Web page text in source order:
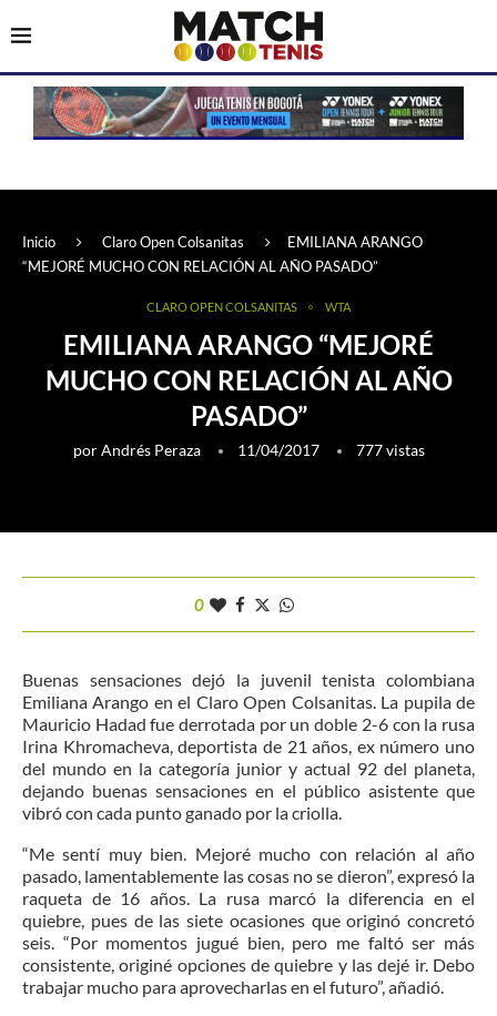
Inicio Claro Open Colsanitas
EMILIANA ARANGO
“MEJORÉ MUCHO CON RELACIÓN AL AÑO PASADO”
CLARO OPEN COLSANITAS WTA
EMILIANA ARANGO “MEJORÉ
MUCHO CON RELACIÓN AL AÑO
PASADO”
porAndrés Peraza 11/04/2017 777vistas
0
Buenas sensaciones dejó la juvenil tenista colombiana
Emiliana Arango en el Claro Open Colsanitas. La pupila de
Mauricio Hadad fue derrotada por un doble 2-6 con la rusa
Irina Khromacheva, deportista de 21 años, ex número uno
del mundo en la categoría junior y actual 92 del planeta,
dejando buenas sensaciones en el público asistente que
vibró con cada punto ganado por la criolla.
“Me sentí muy bien. Mejoré mucho con relación al año
pasado, lamentablemente las cosas no se dieron”, expresó la
raqueta de 16 años. La rusa marcó la diferencia en el
quiebre, pues de las siete ocasiones que originó concretó
seis. “Por momentos jugué bien, pero me faltó ser más
consistente, originé opciones de quiebre y las dejé ir. Debo
trabajar mucho para aprovecharlas en el futuro”, añadió.